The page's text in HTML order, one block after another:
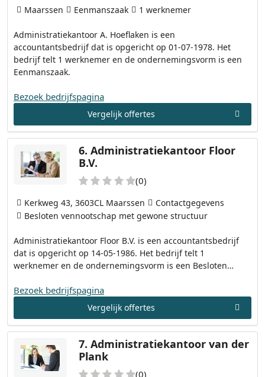
Administratiekantoor A. Hoeflaken is een
accountantsbedrijf dat is opgericht op 01-07-1978. Het
bedrijf telt 1 werknemer en de ondernemingsvorm is een
Eenmanszaak.
Maarssen Eenmanszaak 1 werknemer
Bezoek bedrijfspagina
Vergelijk offertes
6. Administratiekantoor Floor
B.V.
(0)
Administratiekantoor Floor B.V. is een accountantsbedrijf
dat is opgericht op 14-05-1986. Het bedrijf telt 1
werknemer en de ondernemingsvorm is een Besloten…
Kerkweg 43, 3603CL Maarssen
Contactgegevens
Besloten vennootschap met gewone structuur
Bezoek bedrijfspagina
Vergelijk offertes
7. Administratiekantoor van der
Plank
(0)